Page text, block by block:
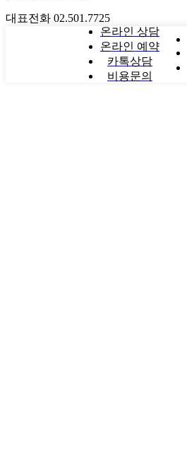
대표전화 02.501.7725
온라인 상담
온라인 예약
카톡상담
비용문의